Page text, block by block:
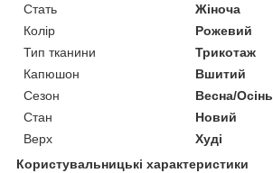
Стать
Жіноча
Колір
Рожевий
Тип тканини
Трикотаж
Капюшон
Вшитий
Сезон
Весна/Осінь
Стан
Новий
Верх
Худі
Користувальницькі характеристики